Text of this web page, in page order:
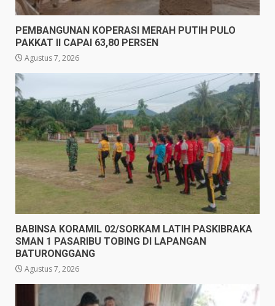
PEMBANGUNAN KOPERASI MERAH PUTIH PULO
PAKKAT II CAPAI 63,80 PERSEN
Agustus 7, 2026
BABINSA KORAMIL 02/SORKAM LATIH PASKIBRAKA
SMAN 1 PASARIBU TOBING DI LAPANGAN
BATURONGGANG
Agustus 7, 2026